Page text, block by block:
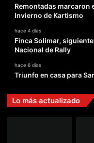
Remontadas marcaron
Invierno de Kartismo
hace 4 días
Finca Solimar,
Nacional de Rally
hace 6 días
Triunfo en casa para
Lo más actualizado